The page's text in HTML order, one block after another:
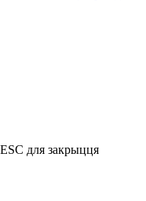
для закрыцця